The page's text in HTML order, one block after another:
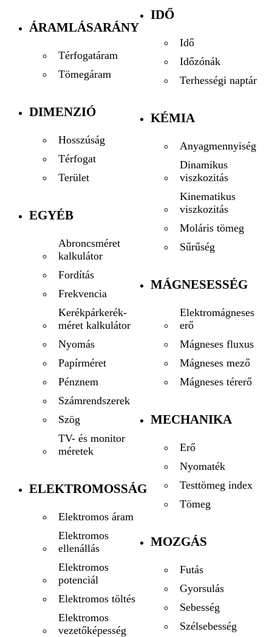
ÁRAMLÁSARÁNY
Térfogatáram
Tömegáram
DIMENZIÓ
Hosszúság
Térfogat
Terület
EGYÉB
Abroncsméret
kalkulátor
Fordítás
Frekvencia
Kerékpárkerék-
méret kalkulátor
Nyomás
Papírméret
Pénznem
Számrendszerek
Szög
TV- és monitor
méretek
ELEKTROMOSSÁG
Elektromos áram
Elektromos
ellenállás
Elektromos
potenciál
Elektromos töltés
Elektromos
vezetőképesség
IDŐ
Idő
Időzónák
Terhességi naptár
KÉMIA
Anyagmennyiség
Dinamikus
viszkozitás
Kinematikus
viszkozitás
Moláris tömeg
Sűrűség
MÁGNESESSÉG
Elektromágneses
erő
Mágneses fluxus
Mágneses mező
Mágneses térerő
MECHANIKA
Erő
Nyomaték
Testtömeg index
Tömeg
MOZGÁS
Futás
Gyorsulás
Sebesség
Szélsebesség